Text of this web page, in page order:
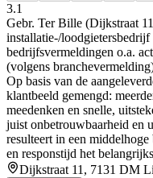
3.1
Gebr. Ter Bille (Dijkstraat
installatie-/loodgietersbedrijf
bedrijfsvermeldingen o.a.
(volgens
Op basis van de
klantbeeld gemengd:
meedenken en snelle,
juist onbetrouwbaarheid en
resulteert in een
en responstijd het
Dijkstraat 11, 7131 DM